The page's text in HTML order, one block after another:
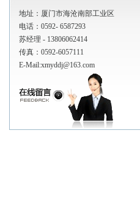
地址：厦门市海沧南部工业区
电话：0592- 6587293
苏经理 - 13806062414
传真：0592-6057111
E-Mail:xmyddj@163.com